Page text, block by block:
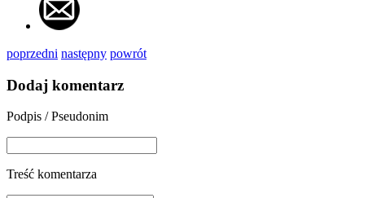
poprzedni następny powrót
Dodaj komentarz
Podpis / Pseudonim
Treść komentarza